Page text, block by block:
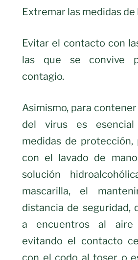
Extremar las medidas de
Evitar el contacto con
las que se convive
contagio.
Asimismo, para
del virus es
medidas de protección,
con el lavado de
solución
mascarilla, el
distancia de seguridad,
a encuentros al aire
evitando el contacto
con el codo al toser o